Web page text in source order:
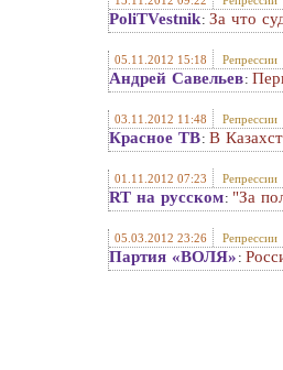
PoliTVestnik: За что
05.11.2012 15:18 Репрессии
Андрей Савельев:
03.11.2012 11:48 Репрессии
Красное ТВ: В
01.11.2012 07:23 Репрессии
RT на русском: "За
05.03.2012 23:26 Репрессии
Партия «ВОЛЯ» :